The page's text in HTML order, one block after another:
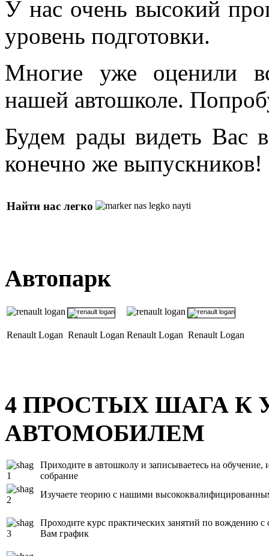
У нас очень высокий
уровень подготовки.
Многие уже оценили
нашей автошколе.
Будем рады видеть Вас
конечно же выпускников!
Найти нас легко
Автопарк
Renault Logan Renault Logan Renault Logan Renault Logan
4 ПРОСТЫХ ШАГА К
АВТОМОБИЛЕМ
Приходите в автошколу и записываетесь на
собрание
Изучаете теорию с нашими
Проходите курс практических занятий по вождению
Вам график